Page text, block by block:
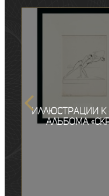
Иллюстрации к
альбома